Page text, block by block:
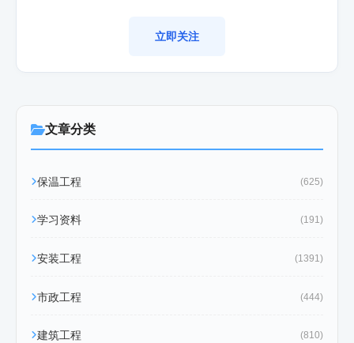
立即关注
文章分类
保温工程 (625)
学习资料 (191)
安装工程 (1391)
市政工程 (444)
建筑工程 (810)